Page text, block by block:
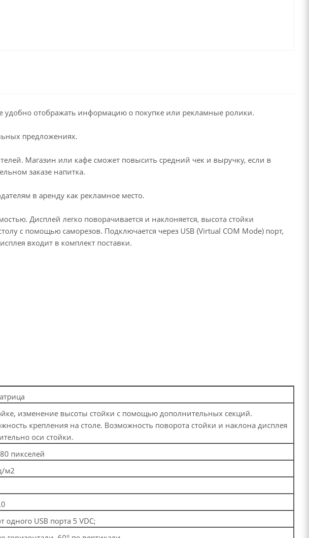
отображать информацию о покупке или рекламные ролики.
предложениях.
Магазин или кафе сможет повысить средний чек и выручку, если в
заказе напитка.
в аренду как рекламное место.
Дисплей легко поворачивается и наклоняется, высота стойки
с помощью саморезов. Подключается через USB (Virtual COM Mode) порт,
входит в комплект поставки.
изменение высоты стойки с помощью дополнительных секций.
крепления на столе. Возможность поворота стойки и наклона дисплея
оси стойки.
пикселей
м2
одного USB порта 5 VDC;